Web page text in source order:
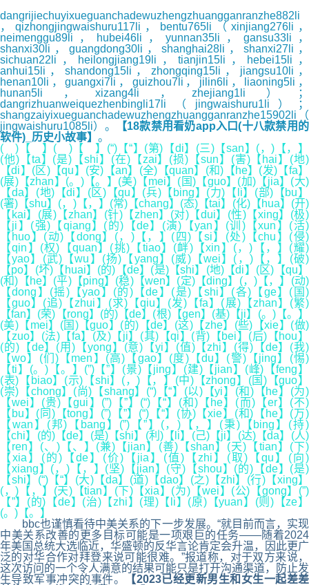
dangrijiechuyixueguanchadewuzhengzhuangganranzhe882li
，qizhongjingwaishuru117li，bentu765li（xinjiang276li，
neimenggu89li，hubei46li，yunnan35li，gansu33li，
shanxi30li，guangdong30li，shanghai28li，shanxi27li，
sichuan22li，heilongjiang19li，tianjin15li，hebei15li，
anhui15li，shandong15li，zhongqing15li，jiangsu10li，
henan10li，guangxi7li，guizhou7li，jilin6li，liaoning5li，
hunan5li，xizang4li，zhejiang1li）；
dangrizhuanweiquezhenbingli17li（jingwaishuru1li）；
shangzaiyixueguanchadewuzhengzhuangganranzhe15902li（
jingwaishuru1085li）。
【18款禁用看奶app入口(十八款禁用的
软件)_历史小故事】 。
( )【 】( )【 】(“)【“】(第)【di】(三)【san】(，)【，】
(他)【ta】(是)【shi】(在)【zai】(损)【sun】(害)【hai】(地)
【di】(区)【qu】(安)【an】(全)【quan】(和)【he】(发)【fa】
(展)【zhan】(。)【。】(美)【mei】(国)【guo】(加)【jia】(大)
【da】(地)【di】(区)【qu】(兵)【bing】(力)【li】(部)【bu】
(署)【shu】(，)【，】(常)【chang】(态)【tai】(化)【hua】(开)
【kai】(展)【zhan】(针)【zhen】(对)【dui】(性)【xing】(极)
【ji】(强)【qiang】(的)【de】(演)【yan】(训)【xun】(活)
【huo】(动)【dong】(，)【，】(四)【si】(处)【chu】(侵)
【qin】(权)【quan】(挑)【tiao】(衅)【xin】(，)【，】(耀)
【yao】(武)【wu】(扬)【yang】(威)【wei】(，)【，】(破)
【po】(坏)【huai】(的)【de】(是)【shi】(地)【di】(区)【qu】
(和)【he】(平)【ping】(稳)【wen】(定)【ding】(，)【，】(动)
【dong】(摇)【yao】(的)【de】(是)【shi】(各)【ge】(国)
【guo】(追)【zhui】(求)【qiu】(发)【fa】(展)【zhan】(繁)
【fan】(荣)【rong】(的)【de】(根)【gen】(基)【ji】(。)【。】
(美)【mei】(国)【guo】(的)【de】(这)【zhe】(些)【xie】(做)
【zuo】(法)【fa】(及)【ji】(其)【qi】(背)【bei】(后)【hou】
(的)【de】(用)【yong】(意)【yi】(值)【zhi】(得)【de】(我)
【wo】(们)【men】(高)【gao】(度)【du】(警)【jing】(惕)
【ti】(。)【。】(”)【”】(景)【jing】(建)【jian】(峰)【feng】
(表)【biao】(示)【shi】(，)【，】(中)【zhong】(国)【guo】
(崇)【chong】(尚)【shang】(“)【“】(以)【yi】(和)【he】(为)
【wei】(贵)【gui】(”)【”】(“)【“】(和)【he】(而)【er】(不)
【bu】(同)【tong】(”)【”】(“)【“】(协)【xie】(和)【he】(万)
【wan】(邦)【bang】(”)【”】(，)【，】(秉)【bing】(持)
【chi】(的)【de】(是)【shi】(利)【li】(己)【ji】(达)【da】(人)
【ren】(、)【、】(兼)【jian】(善)【shan】(天)【tian】(下)
【xia】(的)【de】(价)【jia】(值)【zhi】(取)【qu】(向)
【xiang】(，)【，】(坚)【jian】(守)【shou】(的)【de】(是)
【shi】(“)【“】(大)【da】(道)【dao】(之)【zhi】(行)【xing】
(，)【，】(天)【tian】(下)【xia】(为)【wei】(公)【gong】(”)
【”】(的)【de】(治)【zhi】(理)【li】(原)【yuan】(则)【ze】
(。)【。】
bbc也谨慎看待中美关系的下一步发展。“就目前而言，实现
中美关系改善的更多目标可能是一项艰巨的任务——随着2024
年美国总统大选临近，华盛顿的反华言论肯定会升温，因此更广
泛的对华合作对拜登来说可能很难。”报道称，对于双方来说，
这次访问的一个令人满意的结果可能只是打开沟通渠道，防止发
生导致军事冲突的事件。
【2023已经更新男生和女生一起差差